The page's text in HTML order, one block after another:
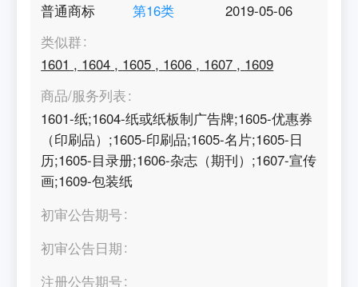
普通商标
第16类
2019-05-06
类似群
1601 , 1604 , 1605 , 1606 , 1607 , 1609
商品/服务列表
1601-纸;1604-纸或纸板制广告牌;1605-优惠券
（印刷品）;1605-印刷品;1605-名片;1605-日
历;1605-目录册;1606-杂志（期刊）;1607-宣传
画;1609-包装纸
初审公告期号
初审公告日期
注册公告期号